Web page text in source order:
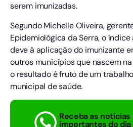
serem imunizadas.
Segundo Michelle Oliveira,
Epidemiológica da Serra, o
deve à aplicação do imunizante
outros municípios que nascem
o resultado é fruto de um
municipal de saúde.
Receba as notícias
importantes do